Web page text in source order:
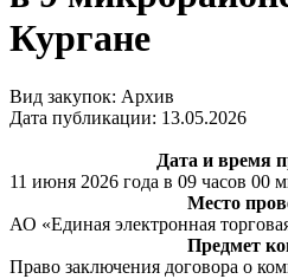
Кургане
Вид закупок: Архив
Дата публикации: 13.05.2026
Дата и время
11 июня 2026 года в 09 часов 00
Место
АО «Единая электронная
Предмет
Право заключения договора о